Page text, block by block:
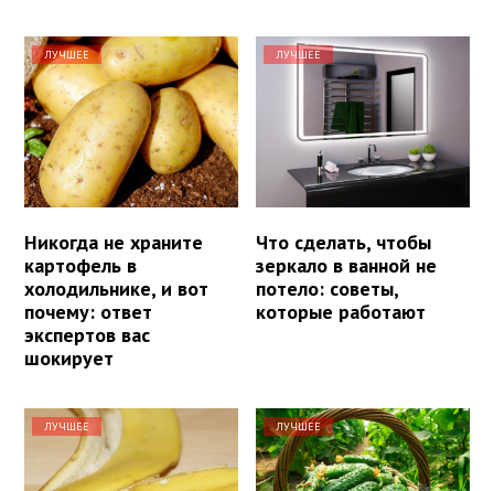
ЛУЧШЕЕ
Никогда не храните
картофель в
холодильнике, и вот
почему: ответ
экспертов вас
шокирует
ЛУЧШЕЕ
Что сделать, чтобы
зеркало в ванной не
потело: советы,
которые работают
ЛУЧШЕЕ ЛУЧШЕЕ